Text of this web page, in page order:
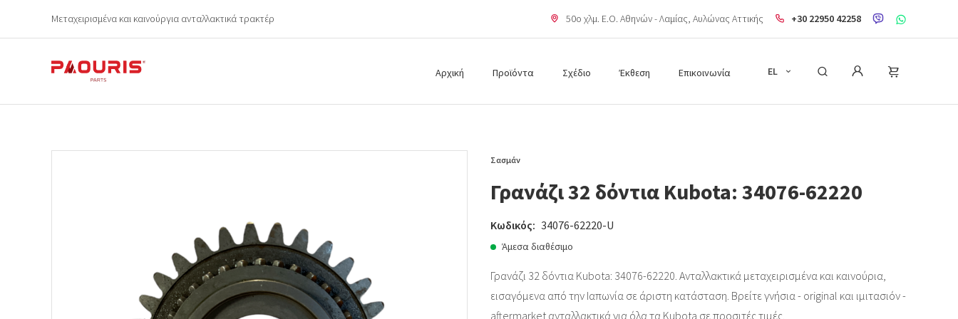
Μεταχειρισμένα και καινούργια ανταλλακτικά τρακτέρ 50o χλμ. Ε.Ο. Αθηνών - Λαμίας, Aυλώνας Αττικής +30 22950 42258
Αρχική Προϊόντα Σχέδιο Έκθεση Επικοινωνία EL
Σασμάν
Γρανάζι 32 δόντια Kubota: 34076-62220
Κωδικός: 34076-62220-U
Άμεσα διαθέσιμο
Γρανάζι 32 δόντια Kubota: 34076-62220. Ανταλλακτικά μεταχειρισμένα και καινούρια,
εισαγόμενα από την Ιαπωνία σε άριστη κατάσταση. Βρείτε γνήσια - original και ιμιτασιόν -
aftermarket ανταλλακτικά για όλα τα Kubota σε προσιτές τιμές.